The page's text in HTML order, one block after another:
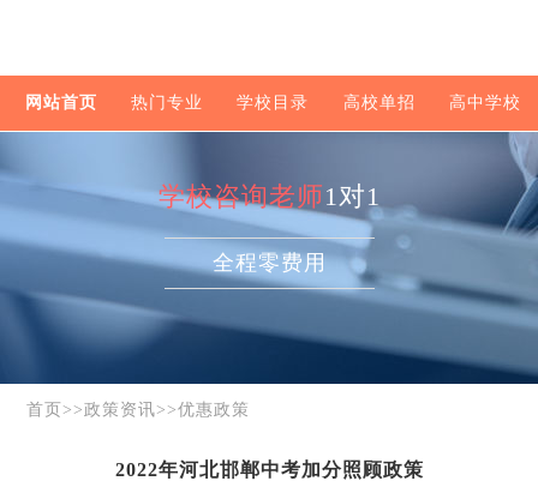
网站首页 热门专业 学校目录 高校单招 高中学校
学校咨询老师1对1
全程零费用
首页 >>政策资讯>>优惠政策
2022年河北邯郸中考加分照顾政策